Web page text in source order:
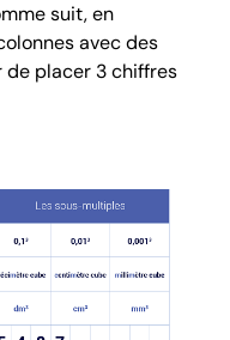
suit, en
avec des
de placer 3 chiffres